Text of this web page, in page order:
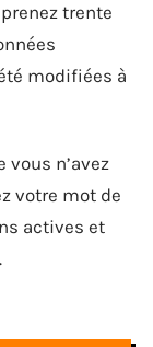
trente
modifiées à
n’avez
votre mot de
actives et